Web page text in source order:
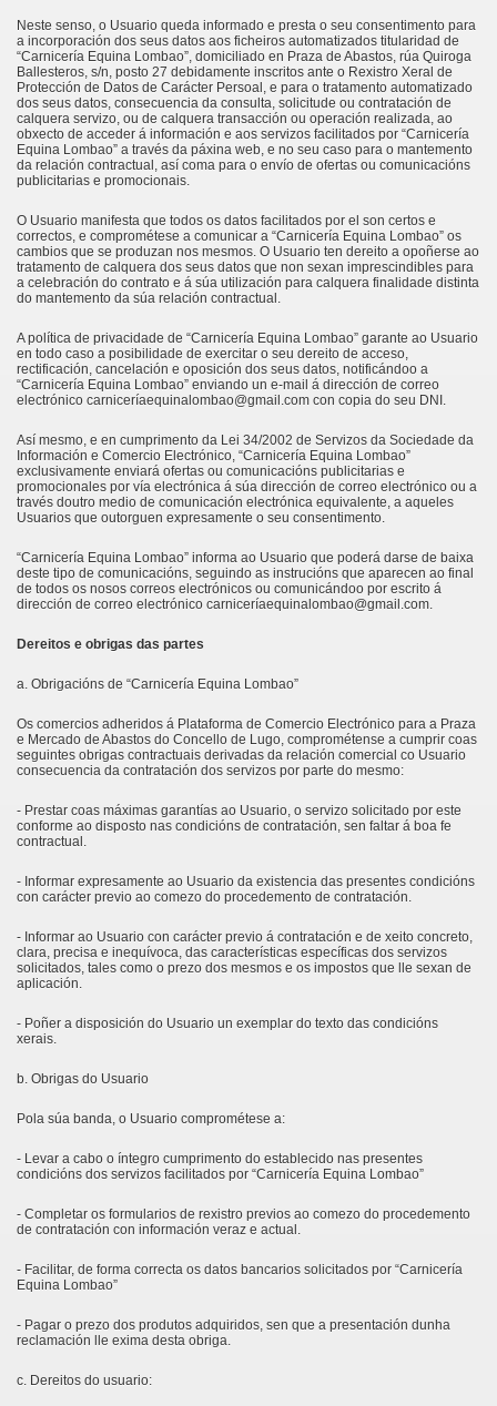
Neste senso, o Usuario queda informado e presta o seu consentimento para
a incorporación dos seus datos aos ficheiros automatizados titularidad de
“Carnicería Equina Lombao”, domiciliado en Praza de Abastos, rúa Quiroga
Ballesteros, s/n, posto 27 debidamente inscritos ante o Rexistro Xeral de
Protección de Datos de Carácter Persoal, e para o tratamento automatizado
dos seus datos, consecuencia da consulta, solicitude ou contratación de
calquera servizo, ou de calquera transacción ou operación realizada, ao
obxecto de acceder á información e aos servizos facilitados por “Carnicería
Equina Lombao” a través da páxina web, e no seu caso para o mantemento
da relación contractual, así coma para o envío de ofertas ou comunicacións
publicitarias e promocionais.
O Usuario manifesta que todos os datos facilitados por el son certos e
correctos, e comprométese a comunicar a “Carnicería Equina Lombao” os
cambios que se produzan nos mesmos. O Usuario ten dereito a opoñerse ao
tratamento de calquera dos seus datos que non sexan imprescindibles para
a celebración do contrato e á súa utilización para calquera finalidade distinta
do mantemento da súa relación contractual.
A política de privacidade de “Carnicería Equina Lombao” garante ao Usuario
en todo caso a posibilidade de exercitar o seu dereito de acceso,
rectificación, cancelación e oposición dos seus datos, notificándoo a
“Carnicería Equina Lombao” enviando un e-mail á dirección de correo
electrónico carniceríaequinalombao@gmail.com con copia do seu DNI.
Así mesmo, e en cumprimento da Lei 34/2002 de Servizos da Sociedade da
Información e Comercio Electrónico, “Carnicería Equina Lombao”
exclusivamente enviará ofertas ou comunicacións publicitarias e
promocionales por vía electrónica á súa dirección de correo electrónico ou a
través doutro medio de comunicación electrónica equivalente, a aqueles
Usuarios que outorguen expresamente o seu consentimento.
“Carnicería Equina Lombao” informa ao Usuario que poderá darse de baixa
deste tipo de comunicacións, seguindo as instrucións que aparecen ao final
de todos os nosos correos electrónicos ou comunicándoo por escrito á
dirección de correo electrónico carniceríaequinalombao@gmail.com.
Dereitos e obrigas das partes
a. Obrigacións de “Carnicería Equina Lombao”
Os comercios adheridos á Plataforma de Comercio Electrónico para a Praza
e Mercado de Abastos do Concello de Lugo, comprométense a cumprir coas
seguintes obrigas contractuais derivadas da relación comercial co Usuario
consecuencia da contratación dos servizos por parte do mesmo:
- Prestar coas máximas garantías ao Usuario, o servizo solicitado por este
conforme ao disposto nas condicións de contratación, sen faltar á boa fe
contractual.
- Informar expresamente ao Usuario da existencia das presentes condicións
con carácter previo ao comezo do procedemento de contratación.
- Informar ao Usuario con carácter previo á contratación e de xeito concreto,
clara, precisa e inequívoca, das características específicas dos servizos
solicitados, tales como o prezo dos mesmos e os impostos que lle sexan de
aplicación.
- Poñer a disposición do Usuario un exemplar do texto das condicións
xerais.
b. Obrigas do Usuario
Pola súa banda, o Usuario comprométese a:
- Levar a cabo o íntegro cumprimento do establecido nas presentes
condicións dos servizos facilitados por “Carnicería Equina Lombao”
- Completar os formularios de rexistro previos ao comezo do procedemento
de contratación con información veraz e actual.
- Facilitar, de forma correcta os datos bancarios solicitados por “Carnicería
Equina Lombao”
- Pagar o prezo dos produtos adquiridos, sen que a presentación dunha
reclamación lle exima desta obriga.
c. Dereitos do usuario: